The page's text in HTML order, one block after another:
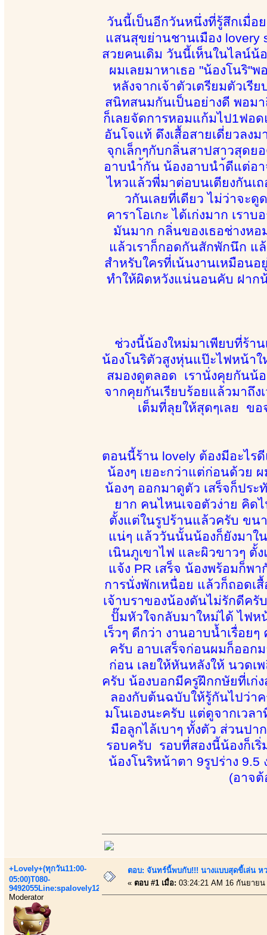
วันนี้เป็นอีกวันหนึ่งที่รู้สึกเมื่อ
แสนสุขย่านชานเมือง lovery
สวยคนเดิม วันนี้เห็นในไลน์น้
ผมเลยมาหาเธอ "น้องโนริ"
หลังจากเจ้าตัวเตรียมตัวเรี
สนิทสนมกันเป็นอย่างดี พอม
ก็เลยจัดการหอมแก้มไป1ฟอ
อันโจแท้ ดึงเสื้อสายเดี่ยวลง
จุกเล็กๆกับกลิ่นสาปสาวสุดย
อาบนำ้กัน น้องอาบนำ้ดีแต่อา
ไหวแล้วพี่มาต่อบนเตียงกันเ
วกันเลยที่เดียว ไม่ว่าจะ
คาราโอเกะ ได้เก่งมาก เร
มันมาก กลิ่นของเธอช่างห
แล้วเราก็กอดกันสักพักนึก แ
สำหรับใครที่เน้นงานเหมือน
ทำให้ผิดหวังแน่นอนคับ ฝาก
ช่วงนี้น้องใหม่มาเพียบที่ร้า
น้องโนริตัวสูงหุ่นแป๊ะไฟหน้า
สมองดูตลอด เรานั่งคุยกันน้
จากคุยกันเรียบร้อยแล้วมาถึ
เต็มที่ลุยให้สุดๆเลย ข
ตอนนี้ร้าน lovely ต้องมีอะไร
น้องๆ เยอะกว่าแต่ก่อนด้วย ผ
น้องๆ ออกมาดูตัว เสร็จก็ปร
ยาก คนไหนเจอตัวง่าย คิด
ตั้งแต่ในรูปร้านแล้วครับ ขน
แน่ๆ แล้ววันนั้นน้องก็ยังมาใ
เนินภูเขาไฟ และผิวขาวๆ ตั้
แจ้ง PR เสร็จ น้องพร้อมก็พ
การนั่งพักเหนื่อย แล้วก็ถอดเ
เจ้าบราของน้องดันไม่รักดีค
ปั๊มหัวใจกลับมาใหม่ได้ ไฟ
เร็วๆ ดีกว่า งานอาบน้ำเรื่อย
ครับ อาบเสร็จก่อนผมก็ออก
ก่อน เลยให้หันหลังให้ นวดเ
ครับ น้องบอกมีครูฝึกกษัยที่เก่
ลองกับต้นฉบับให้รู้กันไปว่า
มโนเองนะครับ แต่ดูจากเวล
มือลูกไล้เบาๆ ทั้งตัว ส่วนปา
รอบครับ รอบที่สองนี้น้องก็เ
น้องโนริหน้าตา 9รูปร่าง 9.5
(อาจต้
+Lovely+(ทุกวัน11:00-
05:00)T080-
9492055Line:spalovely123
Moderator
ตอบ: จันทร์นี้พบกับ!!! นางแบบสุดขี้เล่น ห
« ตอบ #1 เมื่อ: 03:24:21 AM 16 กันยายน